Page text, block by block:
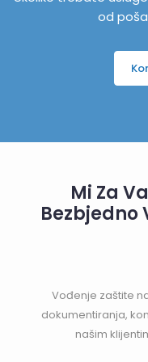
od
Mi Za
Bezbjedno
Vođenje zaštite
dokumentiranja,
našim